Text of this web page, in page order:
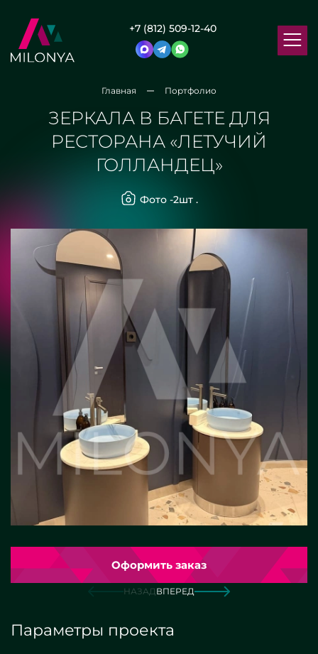
+7 (812) 509-12-40
Главная Портфолио
ЗЕРКАЛА В БАГЕТЕ ДЛЯ
РЕСТОРАНА «ЛЕТУЧИЙ
ГОЛЛАНДЕЦ»
Фото -2шт .
Оформить заказ
НАЗАДВПЕРЕД
Параметры проекта